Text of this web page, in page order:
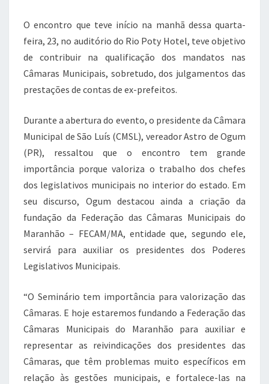
O encontro que teve início na manhã dessa quarta-
feira, 23, no auditório do Rio Poty Hotel, teve objetivo
de contribuir na qualificação dos mandatos nas
Câmaras Municipais, sobretudo, dos julgamentos das
prestações de contas de ex-prefeitos.
Durante a abertura do evento, o presidente da Câmara
Municipal de São Luís (CMSL), vereador Astro de Ogum
(PR), ressaltou que o encontro tem grande
importância porque valoriza o trabalho dos chefes
dos legislativos municipais no interior do estado. Em
seu discurso, Ogum destacou ainda a criação da
fundação da Federação das Câmaras Municipais do
Maranhão – FECAM/MA, entidade que, segundo ele,
servirá para auxiliar os presidentes dos Poderes
Legislativos Municipais.
“O Seminário tem importância para valorização das
Câmaras. E hoje estaremos fundando a Federação das
Câmaras Municipais do Maranhão para auxiliar e
representar as reivindicações dos presidentes das
Câmaras, que têm problemas muito específicos em
relação às gestões municipais, e fortalece-las na